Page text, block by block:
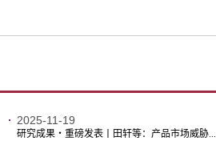
2025-11-19
研究成果・重磅发表丨田轩等：产品市场威胁...